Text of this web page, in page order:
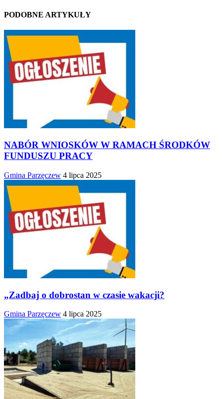
PODOBNE ARTYKUŁY
NABÓR WNIOSKÓW W RAMACH ŚRODKÓW
FUNDUSZU PRACY
Gmina Parzęczew 4 lipca 2025
„Zadbaj o dobrostan w czasie wakacji?
Gmina Parzęczew 4 lipca 2025